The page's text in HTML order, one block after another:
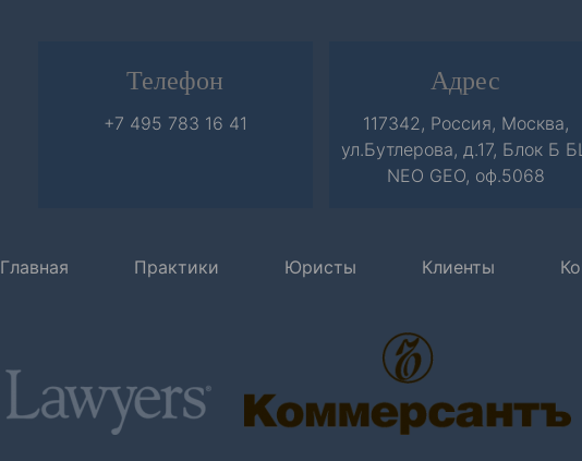
Телефон
+7 495 783 16 41
Адрес
117342, Россия, Москва,
ул.Бутлерова, д.17, Блок Б
NEO GEO, оф.5068
Главная Практики Юристы Клиенты